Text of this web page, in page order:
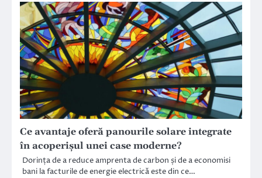
Ce avantaje oferă panourile solare integrate
în acoperișul unei case moderne?
Dorința de a reduce amprenta de carbon și de a economisi
bani la facturile de energie electrică este din ce…